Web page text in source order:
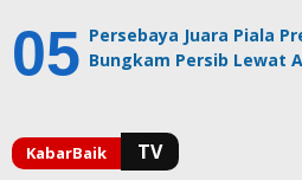
Persebaya Juara Piala
Bungkam Persib Lewat